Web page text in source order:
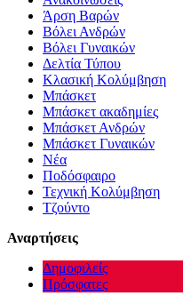
Άρση Βαρών
Βόλει Ανδρών
Βόλει Γυναικών
Δελτία Τύπου
Κλασική Κολύμβηση
Μπάσκετ
Μπάσκετ ακαδημίες
Μπάσκετ Ανδρών
Μπάσκετ Γυναικών
Νέα
Ποδόσφαιρο
Τεχνική Κολύμβηση
Τζούντο
Αναρτήσεις
Δημοφιλείς
Πρόσφατες